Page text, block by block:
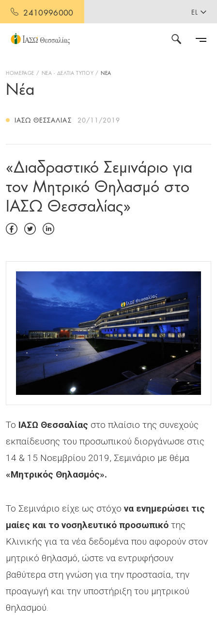
2410996000 EL
HOMEPAGE ΝΕΑ - ΔΕΛΤΙΑ ΤΥΠΟΥ ΝΕΑ
Νέα
ΙΑΣΩ ΘΕΣΣΑΛΊΑΣ 20/11/2019
«Διαδραστικό Σεμινάριο για
τον Μητρικό Θηλασμό στο
ΙΑΣΩ Θεσσαλίας»
Το ΙΑΣΩ Θεσσαλίας στο πλαίσιο της συνεχούς
εκπαίδευσης του προσωπικού διοργάνωσε στις
14 & 15 Νοεμβρίου 2019, Σεμινάριο με θέμα
«Μητρικός Θηλασμός».
Το Σεμινάριο είχε ως στόχο να ενημερώσει τις
μαίες και το νοσηλευτικό προσωπικό της
Κλινικής για τα νέα δεδομένα που αφορούν στον
μητρικό θηλασμό, ώστε να εντρυφήσουν
βαθύτερα στη γνώση για την προστασία, την
προαγωγή και την υποστήριξη του μητρικού
θηλασμού.